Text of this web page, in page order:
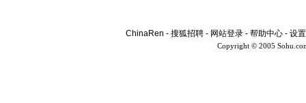
ChinaRen - 搜狐招聘 - 网站登录 - 帮助中心 - 设
Copyright © 2005